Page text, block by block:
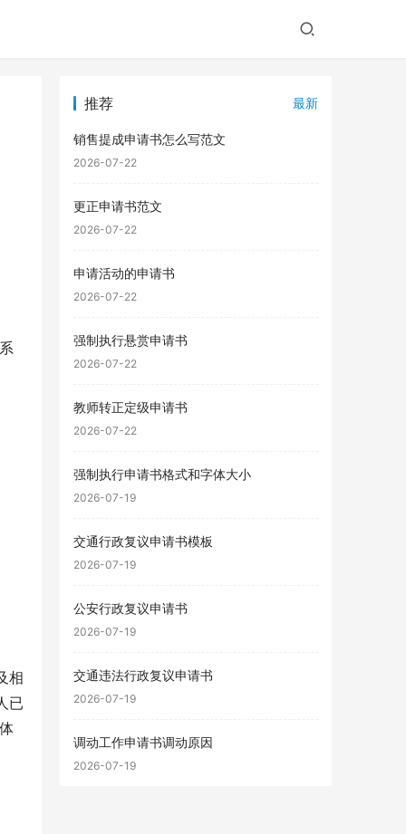
相
已
推荐 最新
销售提成申请书怎么写范文
2026-07-22
更正申请书范文
2026-07-22
申请活动的申请书
2026-07-22
强制执行悬赏申请书
2026-07-22
教师转正定级申请书
2026-07-22
强制执行申请书格式和字体大小
2026-07-19
交通行政复议申请书模板
2026-07-19
公安行政复议申请书
2026-07-19
交通违法行政复议申请书
2026-07-19
调动工作申请书调动原因
2026-07-19